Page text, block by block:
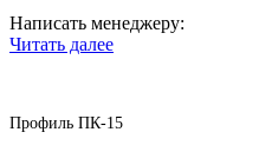
Написать менеджеру:
Читать далее
Профиль ПК-15